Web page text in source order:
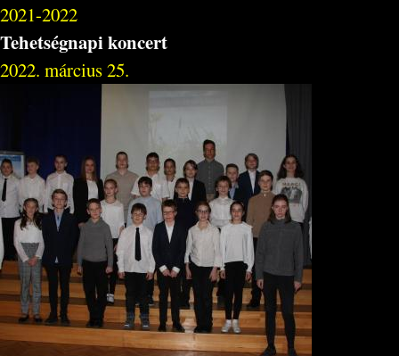
2021-2022
Tehetségnapi koncert
2022. március 25.